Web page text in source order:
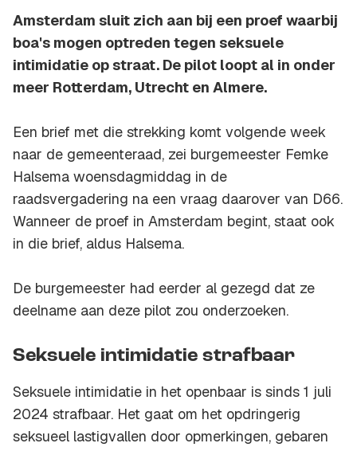
Amsterdam sluit zich aan bij een proef waarbij
boa's mogen optreden tegen seksuele
intimidatie op straat. De pilot loopt al in onder
meer Rotterdam, Utrecht en Almere.
Een brief met die strekking komt volgende week
naar de gemeenteraad, zei burgemeester Femke
Halsema woensdagmiddag in de
raadsvergadering na een vraag daarover van D66.
Wanneer de proef in Amsterdam begint, staat ook
in die brief, aldus Halsema.
De burgemeester had eerder al gezegd dat ze
deelname aan deze pilot zou onderzoeken.
Seksuele intimidatie strafbaar
Seksuele intimidatie in het openbaar is sinds 1 juli
2024 strafbaar. Het gaat om het opdringerig
seksueel lastigvallen door opmerkingen, gebaren